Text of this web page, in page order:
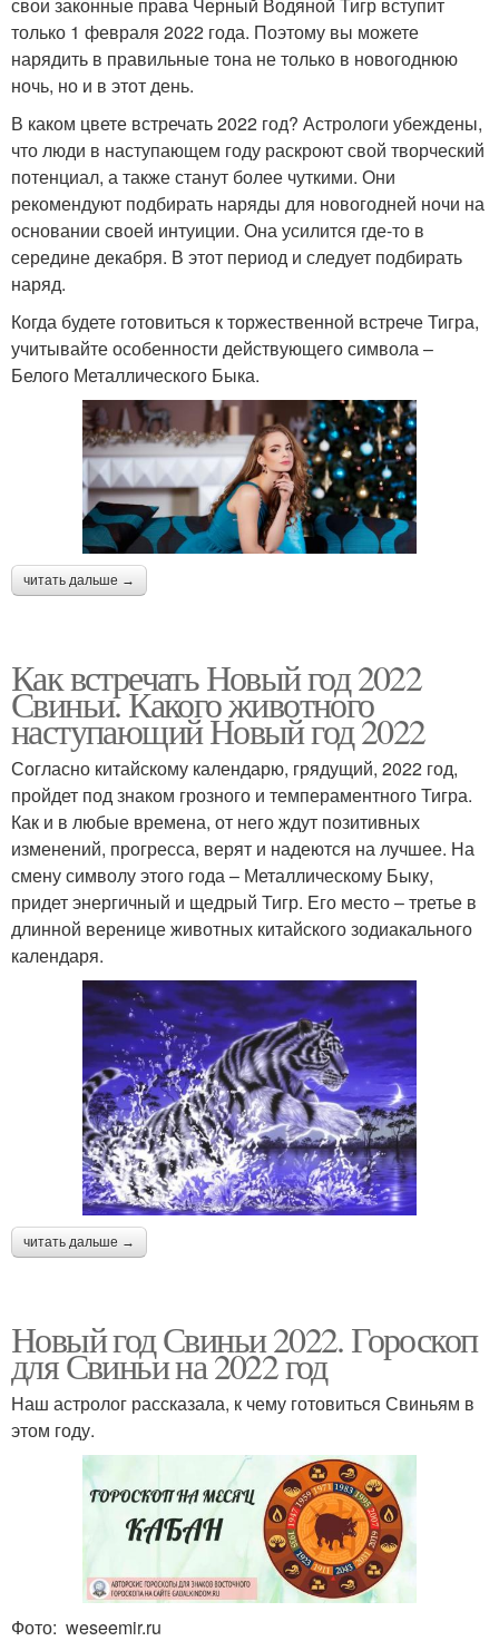
только 1 февраля 2022 года. Поэтому вы можете
нарядить в правильные тона не только в новогоднюю
ночь, но и в этот день.
В каком цвете встречать 2022 год? Астрологи убеждены,
что люди в наступающем году раскроют свой творческий
потенциал, а также станут более чуткими. Они
рекомендуют подбирать наряды для новогодней ночи на
основании своей интуиции. Она усилится где-то в
середине декабря. В этот период и следует подбирать
наряд.
Когда будете готовиться к торжественной встрече Тигра,
учитывайте особенности действующего символа –
Белого Металлического Быка.
читать дальше →
Как встречать Новый год 2022
Свиньи. Какого животного
наступающий Новый год 2022
Согласно китайскому календарю, грядущий, 2022 год,
пройдет под знаком грозного и темпераментного Тигра.
Как и в любые времена, от него ждут позитивных
изменений, прогресса, верят и надеются на лучшее. На
смену символу этого года – Металлическому Быку,
придет энергичный и щедрый Тигр. Его место – третье в
длинной веренице животных китайского зодиакального
календаря.
читать дальше →
Новый год Свиньи 2022. Гороскоп
для Свиньи на 2022 год
Наш астролог рассказала, к чему готовиться Свиньям в
этом году.
Фото: weseemir.ru